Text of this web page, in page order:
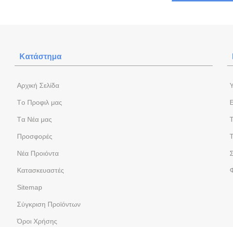
Κατάστημα
Aρχική Σελίδα
Tο Προφιλ μας
Tα Νέα μας
Προσφορές
Νέα Προιόντα
Kατασκευαστές
Sitemap
Σύγκριση Προϊόντων
Όροι Χρήσης